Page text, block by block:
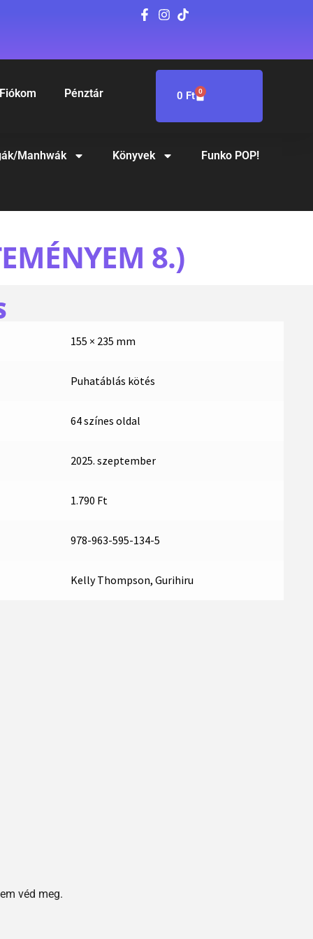
Pénztár 0 Ft 0
Manhwák Könyvek Funko POP!
8.)
155 × 235 mm
Puhatáblás kötés
64 színes oldal
2025. szeptember
1.790 Ft
978-963-595-134-5
Kelly Thompson, Gurihiru
véd meg.